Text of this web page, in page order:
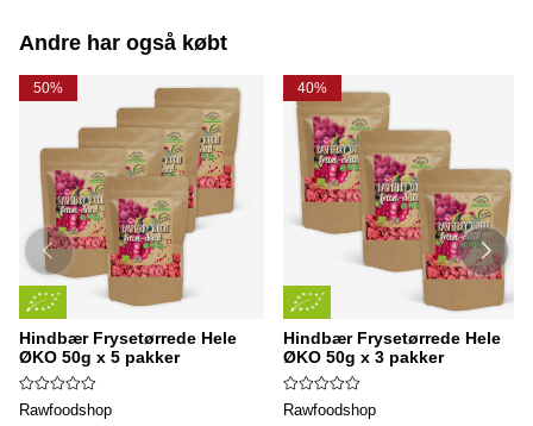
Andre har også købt
50%
Hindbær Frysetørrede Hele
ØKO 50g x 5 pakker
Rawfoodshop
40%
Hindbær Frysetørrede Hele
ØKO 50g x 3 pakker
Rawfoodshop